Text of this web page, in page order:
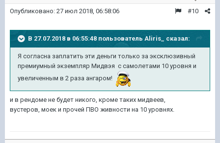
#10
Опубликовано: 27 июл 2018, 06:58:06
В 27.07.2018 в 06:55:48 пользователь Aliris_ сказал:
Я согласна заплатить эти деньги только за эксклюзивный
премиумный экземпляр Мидвэя с самолетами 10 уровня и
увеличенным в 2 раза ангаром!
и в рендоме не будет никого, кроме таких мидвеев,
вустеров, моек и прочей ПВО живности на 10 уровнях.